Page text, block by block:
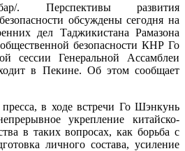
. Перспективы развития
обсуждены сегодня на
дел Таджикистана Рамазона
безопасности КНР Го
сессии Генеральной Ассамблеи
в Пекине. Об этом сообщает
в ходе встречи Го Шэнкунь
укрепление китайско-
в таких вопросах, как борьба с
личного состава, усиление